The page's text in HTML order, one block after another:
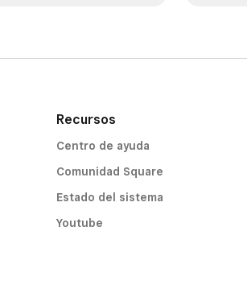
Recursos
Centro de ayuda
Comunidad Square
Estado del sistema
Youtube